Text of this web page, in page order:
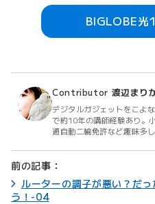
BIGLOBE光
Contributor 渡辺まり
デジタルガジェットをこよ
で約10年の講師経験あり。
通自動二輪免許など趣味多し
前の記事：
ルーターの調子が悪い？だ
う！-04